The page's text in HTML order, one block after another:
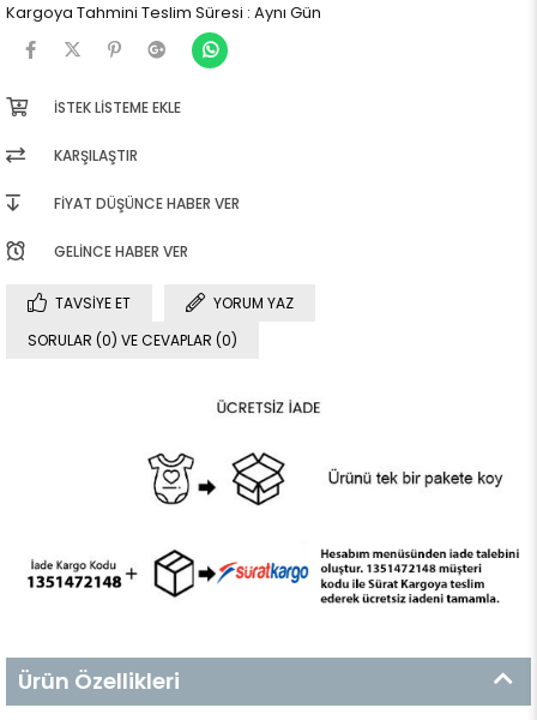
Kargoya Tahmini Teslim Süresi : Aynı Gün
İSTEK LISTEME EKLE
KARŞILAŞTIR
FIYAT DÜŞÜNCE HABER VER
GELINCE HABER VER
TAVSIYE ET
YORUM YAZ
SORULAR (0) VE CEVAPLAR (0)
Ürün Özellikleri